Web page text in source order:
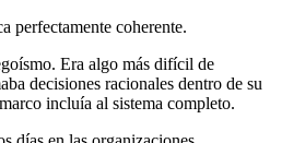
perfectamente coherente.
Era algo más difícil de
decisiones racionales dentro de su
incluía al sistema completo.